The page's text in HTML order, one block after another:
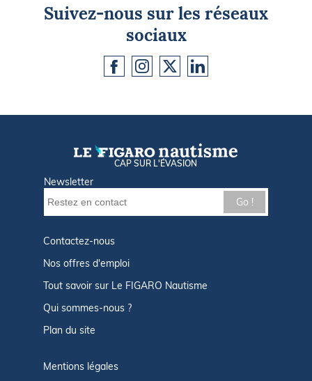
Suivez-nous sur les réseaux
sociaux
CAP SUR L'ÉVASION
Newsletter
Go !
Contactez-nous
Nos offres d'emploi
Tout savoir sur Le FIGARO Nautisme
Qui sommes-nous ?
Plan du site
Mentions légales